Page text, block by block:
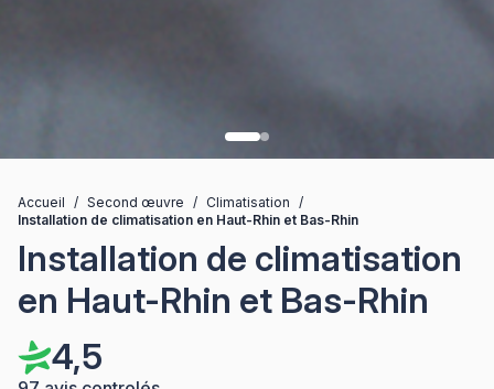
Accueil / Second œuvre / Climatisation /
Installation de climatisation en Haut-Rhin et Bas-Rhin
Installation de climatisation
en Haut-Rhin et Bas-Rhin
4,5